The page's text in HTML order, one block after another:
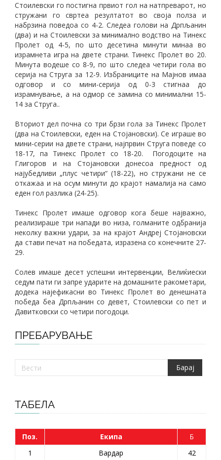
Стоилевски го постигна првиот гол на натпреварот, но
стружани го свртеа резултатот во своја полза и
набрзина поведоа со 4-2. Следеа голови на Дрпљанин
(два) и на Стоилевски за минимално водство на Тинекс
Пролет од 4-5, по што десетина минути минаа во
израмнета игра на двете страни. Тинекс Пролет во 20.
Минута водеше со 8-9, по што следеа четири гола во
серија на Струга за 12-9. Избраниците на Мајнов имаа
одговор и со мини-серија од 0-3 стигнаа до
израмнување, а на одмор се замина со минимални 15-
14 за Струга..
Вториот дел почна со три брзи гола за Тинекс Пролет
(два на Стоилевски, еден на Стојановски). Се играше во
мини-серии на двете страни, најпрвин Струга поведе со
18-17, па Тинекс Пролет со 18-20. Погодоците на
Глигоров и на Стојановски донесоа предност од
најубедливи „плус четири“ (18-22), но стружани не се
откажаа и на осум минути до крајот намалија на само
еден гол разлика (24-25).
Тинекс Пролет имаше одговор кога беше најважно,
реализираше три напади во низа, голманите одбранија
неколку важни удари, за на крајот Андреј Стојановски
да стави печат на победата, изразена со конечните 27-
29.
Солев имаше десет успешни интервенции, Велиќиески
седум пати ги запре ударите на домашните ракометари,
додека најефикасни во Тинекс Пролет во денешната
победа беа Дрпљанин со девет, Стоилевски со пет и
Давитковски со четири погодоци.
ПРЕБАРУВАЊЕ
ТАБЕЛА
Поз. Екипа
Б
1
Вардар
42